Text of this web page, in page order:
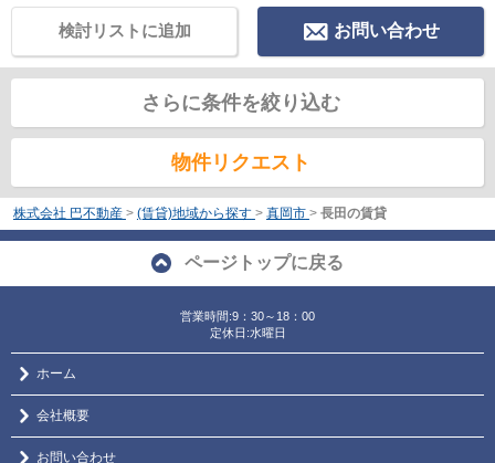
お問い合わせ
検討リストに追加
さらに条件を絞り込む
物件リクエスト
株式会社 巴不動産 > (賃貸)地域から探す > 真岡市 > 長田の賃貸
ページトップに戻る
営業時間:9：30～18：00
定休日:水曜日
ホーム
会社概要
お問い合わせ